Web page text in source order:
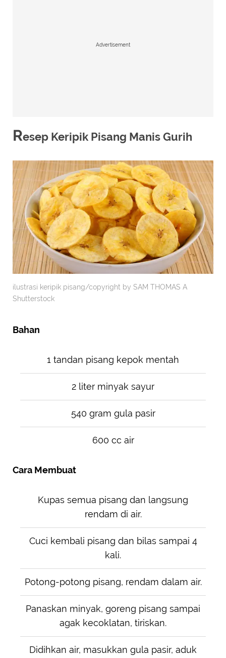
Advertisement
Resep Keripik Pisang Manis Gurih
ilustrasi keripik pisang/copyright by SAM THOMAS A
Shutterstock
Bahan
1 tandan pisang kepok mentah
2 liter minyak sayur
540 gram gula pasir
600 cc air
Cara Membuat
Kupas semua pisang dan langsung
rendam di air.
Cuci kembali pisang dan bilas sampai 4
kali.
Potong-potong pisang, rendam dalam air.
Panaskan minyak, goreng pisang sampai
agak kecoklatan, tiriskan.
Didihkan air, masukkan gula pasir, aduk